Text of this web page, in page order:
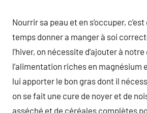
Nourrir sa peau et en s’occuper,
temps donner a manger à soi
l’hiver, on nécessite d’ajouter à
l’alimentation riches en magnésium
lui apporter le bon gras dont il
on se fait une cure de noyer et de
asséché et de céréales complètes